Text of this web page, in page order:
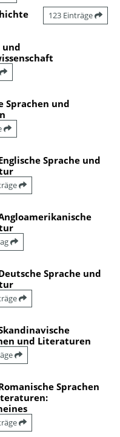
123 Einträge
und
Sprachen und
Sprache und
Sprache und
und Literaturen
Sprachen